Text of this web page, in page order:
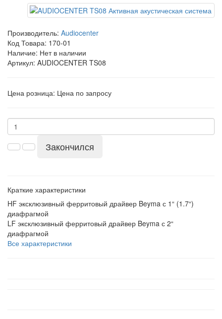
Производитель: Audiocenter
Код Товара: 170-01
Наличие: Нет в наличии
Артикул: AUDIOCENTER TS08
Цена розница: Цена по запросу
Закончился
Краткие характеристики
HF эксклюзивный ферритовый драйвер Beyma с 1“ (1.7“)
диафрагмой
LF эксклюзивный ферритовый драйвер Beyma с 2“
диафрагмой
Все характеристики